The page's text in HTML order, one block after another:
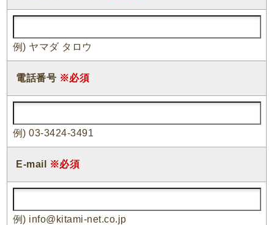
例) ヤマダ タロウ
電話番号 ※必須
例) 03-3424-3491
E-mail ※必須
例) info@kitami-net.co.jp